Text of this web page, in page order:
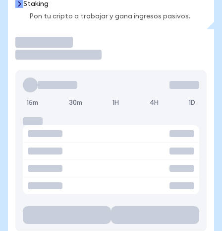
Staking
Pon tu cripto a trabajar y gana ingresos pasivos.
15m 30m 1H 4H 1D